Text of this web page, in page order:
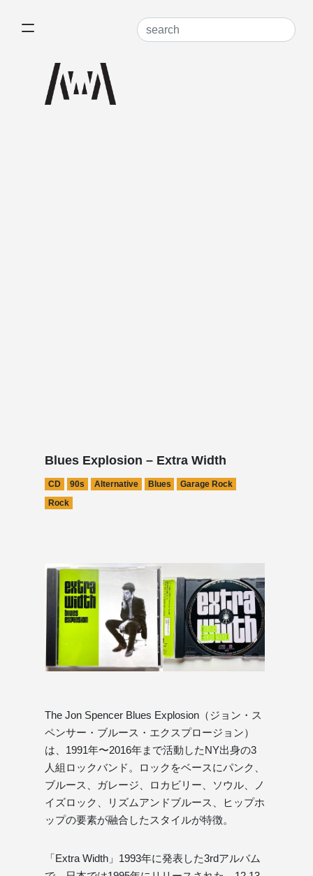
Blues Explosion – Extra Width
CD 90s Alternative Blues
Garage Rock
Rock
The Jon Spencer Blues Explosion（ジョン・ス
ペンサー・ブルース・エクスプロージョン）
は、1991年〜2016年まで活動したNY出身の3
人組ロックバンド。ロックをベースにパンク、
ブルース、ガレージ、ロカビリー、ソウル、ノ
イズロック、リズムアンドブルース、ヒップホ
ップの要素が融合したスタイルが特徴。
「Extra Width」1993年に発表した3rdアルバム